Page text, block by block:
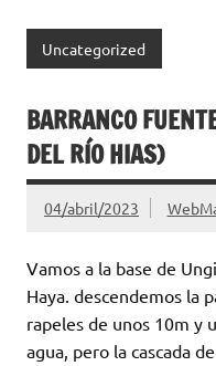
Uncategorized
BARRANCO
DEL RÍO HIAS)
04/abril/2023
Vamos a la base de
Haya. descendemos la
rapeles de unos 10m y
agua, pero la cascada